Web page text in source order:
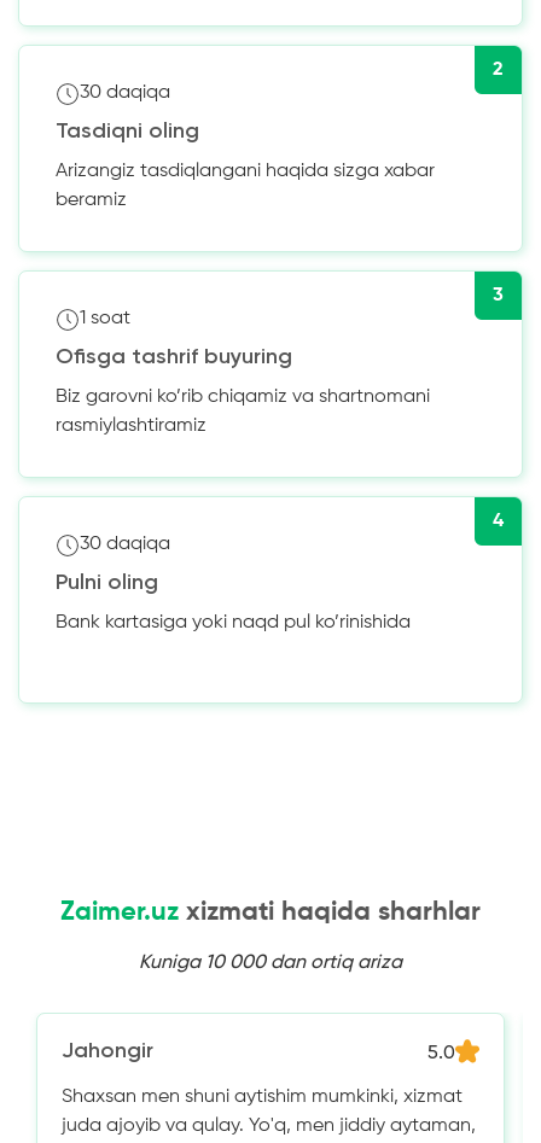
2
30 daqiqa
Tasdiqni oling
Arizangiz tasdiqlangani haqida sizga xabar
beramiz
3
1 soat
Ofisga tashrif buyuring
Biz garovni ko’rib chiqamiz va shartnomani
rasmiylashtiramiz
4
30 daqiqa
Pulni oling
Bank kartasiga yoki naqd pul ko’rinishida
Zaimer.uz xizmati haqida sharhlar
Kuniga 10 000 dan ortiq ariza
Jahongir 5.0
Shaxsan men shuni aytishim mumkinki, xizmat
juda ajoyib va ​​qulay. Yo'q, men jiddiy aytaman,